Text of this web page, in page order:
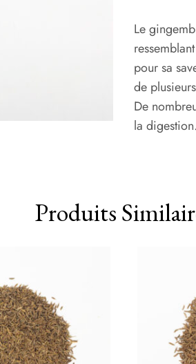
Le
pour sa
de
De
la
Produits